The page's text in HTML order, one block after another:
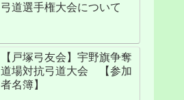
弓道選手権大会について
【戸塚弓友会】宇野旗争奪
道場対抗弓道大会 【参加
者名簿】